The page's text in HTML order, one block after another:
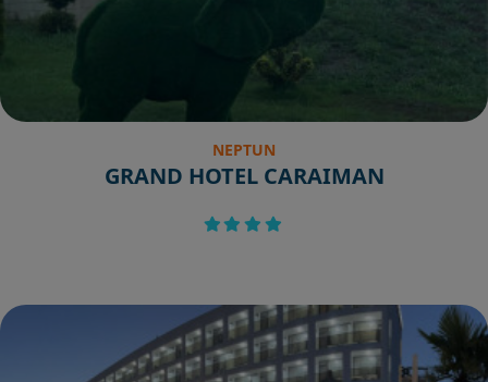
NEPTUN
GRAND HOTEL CARAIMAN